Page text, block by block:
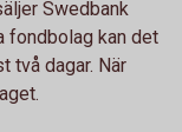
Swedbank
fondbolag kan det
två dagar. När